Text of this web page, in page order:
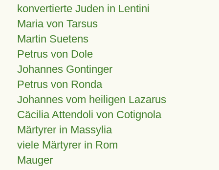
konvertierte Juden in Lentini
Maria von Tarsus
Martin Suetens
Petrus von Dole
Johannes Gontinger
Petrus von Ronda
Johannes vom heiligen Lazarus
Cäcilia Attendoli von Cotignola
Märtyrer in Massylia
viele Märtyrer in Rom
Mauger